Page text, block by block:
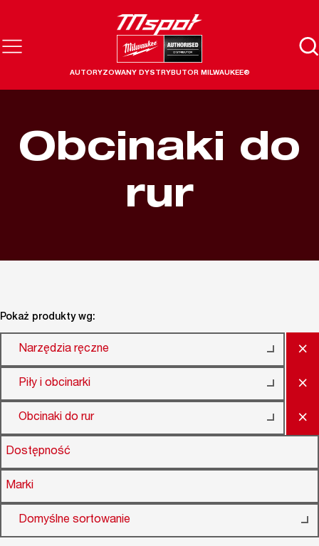
AUTORYZOWANY DYSTRYBUTOR MILWAUKEE®
Obcinaki do
rur
Pokaż produkty wg:
Narzędzia ręczne ×
Piły i obcinarki ×
Obcinaki do rur ×
Dostępność
Marki
Domyślne sortowanie